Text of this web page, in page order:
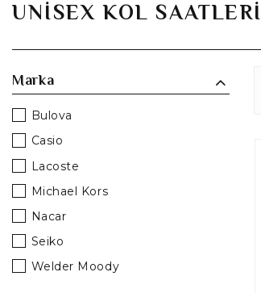
UNISEX KOL SAATLERI
Marka
Bulova
Casio
Lacoste
Michael Kors
Nacar
Seiko
Welder Moody